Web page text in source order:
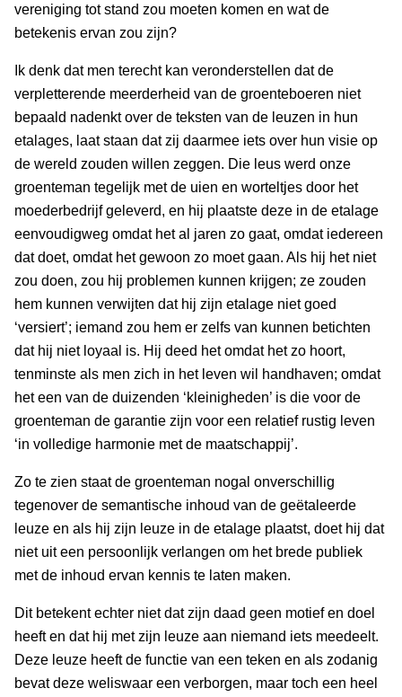
vereniging tot stand zou moeten komen en wat de
betekenis ervan zou zijn?
Ik denk dat men terecht kan veronderstellen dat de
verpletterende meerderheid van de groenteboeren niet
bepaald nadenkt over de teksten van de leuzen in hun
etalages, laat staan dat zij daarmee iets over hun visie op
de wereld zouden willen zeggen. Die leus werd onze
groenteman tegelijk met de uien en worteltjes door het
moederbedrijf geleverd, en hij plaatste deze in de etalage
eenvoudigweg omdat het al jaren zo gaat, omdat iedereen
dat doet, omdat het gewoon zo moet gaan. Als hij het niet
zou doen, zou hij problemen kunnen krijgen; ze zouden
hem kunnen verwijten dat hij zijn etalage niet goed
‘versiert’; iemand zou hem er zelfs van kunnen betichten
dat hij niet loyaal is. Hij deed het omdat het zo hoort,
tenminste als men zich in het leven wil handhaven; omdat
het een van de duizenden ‘kleinigheden’ is die voor de
groenteman de garantie zijn voor een relatief rustig leven
‘in volledige harmonie met de maatschappij’.
Zo te zien staat de groenteman nogal onverschillig
tegenover de semantische inhoud van de geëtaleerde
leuze en als hij zijn leuze in de etalage plaatst, doet hij dat
niet uit een persoonlijk verlangen om het brede publiek
met de inhoud ervan kennis te laten maken.
Dit betekent echter niet dat zijn daad geen motief en doel
heeft en dat hij met zijn leuze aan niemand iets meedeelt.
Deze leuze heeft de functie van een teken en als zodanig
bevat deze weliswaar een verborgen, maar toch een heel